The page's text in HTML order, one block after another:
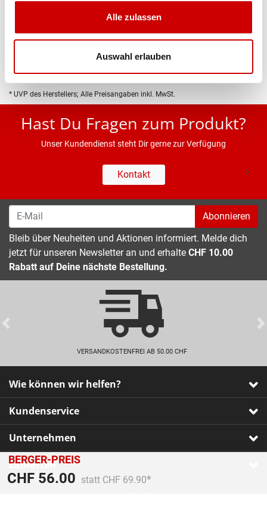
Alle zulassen
Auswahl erlauben
BERGER-PREIS
CHF 56.00 Preis reduziert von
statt CHF 69.90
An
Produktbeschreibung
* UVP des Herstellers; Alle Preisangaben inkl. MwSt.
Hast Du Fragen zum Produkt?
Unser Kundendienst steht Dir gerne zur Verfügung
Kontakt
Abonnieren
Bleib über Neuheiten und Aktionen informiert. Melde dich
jetzt für unseren Newsletter an und erhalte CHF 10.00
Rabatt auf Deine nächste Bestellung.
VERSANDKOSTENFREI AB 50.00 CHF
Previous
Wie können wir helfen?
Kundenservice
Unternehmen
Zahlarten